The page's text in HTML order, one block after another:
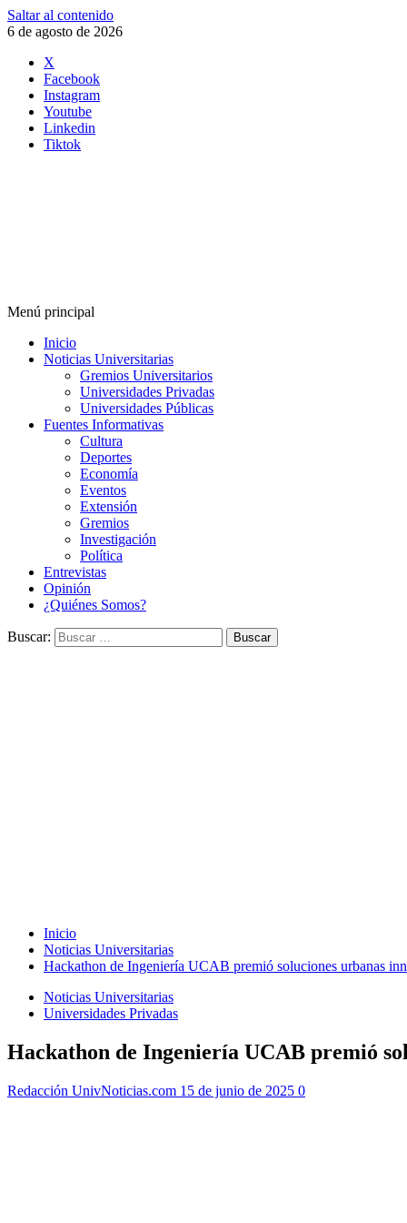
Saltar al contenido
6 de agosto de 2026
X
Facebook
Instagram
Youtube
Linkedin
Tiktok
Menú principal
Inicio
Noticias Universitarias
Gremios Universitarios
Universidades Privadas
Universidades Públicas
Fuentes Informativas
Cultura
Deportes
Economía
Eventos
Extensión
Gremios
Investigación
Política
Entrevistas
Opinión
¿Quiénes Somos?
Buscar:
Inicio
Noticias Universitarias
Hackathon de Ingeniería UCAB premió soluciones urbanas
Noticias Universitarias
Universidades Privadas
Hackathon de Ingeniería UCAB premió
Redacción UnivNoticias.com 15 de junio de 2025 0